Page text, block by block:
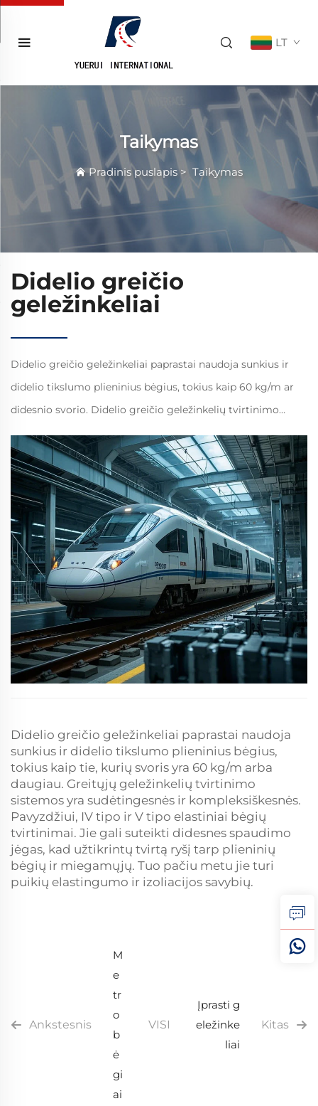
LT
Taikymas
Pradinis puslapis> Taikymas
Didelio greičio
geležinkeliai
Didelio greičio geležinkeliai paprastai naudoja sunkius ir
didelio tikslumo plieninius bėgius, tokius kaip 60 kg/m ar
didesnio svorio. Didelio greičio geležinkelių tvirtinimo
sistemos yra sudėtingesnės ir kompleksiškesnės.
Pavyzdžiui, IV tipo ir V tipo elast...
Didelio greičio geležinkeliai paprastai naudoja
sunkius ir didelio tikslumo plieninius bėgius,
tokius kaip tie, kurių svoris yra 60 kg/m arba
daugiau. Greitųjų geležinkelių tvirtinimo
sistemos yra sudėtingesnės ir kompleksiškesnės.
Pavyzdžiui, IV tipo ir V tipo elastiniai bėgių
tvirtinimai. Jie gali suteikti didesnes spaudimo
jėgas, kad užtikrintų tvirtą ryšį tarp plieninių
bėgių ir miegamųjų. Tuo pačiu metu jie turi
puikių elastingumo ir izoliacijos savybių.
Ankstesnis
M
e
tr
o
b
ė
gi
ai
VISI Kitas
Įprasti g
eležinke
liai